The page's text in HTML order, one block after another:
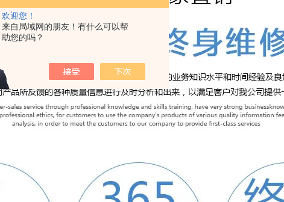
欢迎您！
来自局域网的朋友！有什么可以帮
助您的吗？